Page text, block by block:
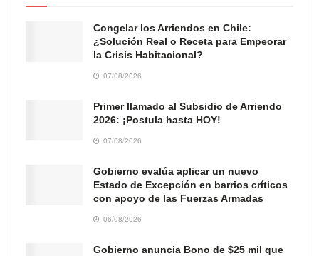
Congelar los Arriendos en Chile:
¿Solución Real o Receta para Empeorar
la Crisis Habitacional?
07/08/2026
Primer llamado al Subsidio de Arriendo
2026: ¡Postula hasta HOY!
07/08/2026
Gobierno evalúa aplicar un nuevo
Estado de Excepción en barrios críticos
con apoyo de las Fuerzas Armadas
06/08/2026
Gobierno anuncia Bono de $25 mil que